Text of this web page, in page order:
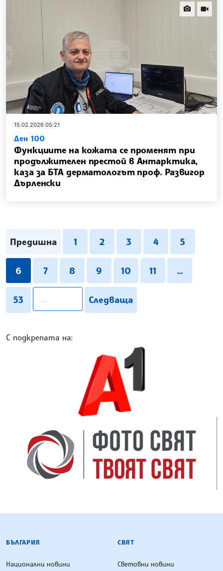
news.images
15.02.2026 05:21
Ден 100
Функциите на кожата се променят при
продължителен престой в Антарктика,
каза за БТА дерматологът проф. Развигор
Дърленски
Предишна 1 2 3 4 5
6 7 8 9 10 11 ...
53 Следваща
С подкрепата на:
БЪЛГАРСКА ТЕЛЕГРАФНА АГЕНЦИЯ
БЪЛГАРИЯ
Национални новини
СВЯТ
Световни новини